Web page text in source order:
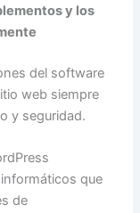
y los
del software
web siempre
y seguridad.
que
de